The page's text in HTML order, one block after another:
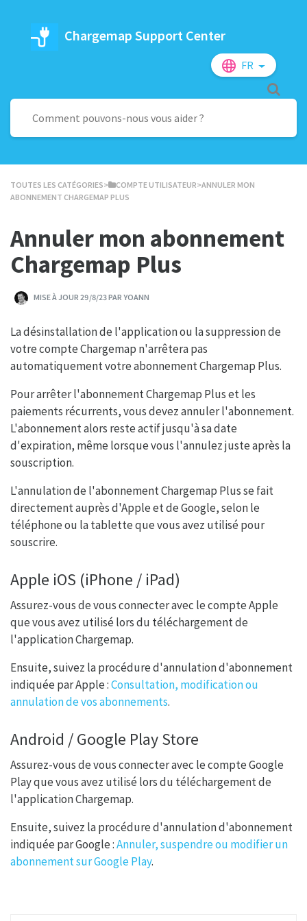
Chargemap Support Center
FR
TOUTES LES CATÉGORIES​>​ ​COMPTE UTILISATEUR​>​ ANNULER MON
ABONNEMENT CHARGEMAP PLUS
Annuler mon abonnement
Chargemap Plus
MISE À JOUR 29/8/23 PAR YOANN
La désinstallation de l'application ou la suppression de
votre compte Chargemap n'arrêtera pas
automatiquement votre abonnement Chargemap Plus.
Pour arrêter l'abonnement Chargemap Plus et les
paiements récurrents, vous devez annuler l'abonnement.
L'abonnement alors reste actif jusqu'à sa date
d'expiration, même lorsque vous l'annulez juste après la
souscription.
L'annulation de l'abonnement Chargemap Plus se fait
directement auprès d'Apple et de Google, selon le
téléphone ou la tablette que vous avez utilisé pour
souscrire.
Apple iOS (iPhone / iPad)
Assurez-vous de vous connecter avec le compte Apple
que vous avez utilisé lors du téléchargement de
l'application Chargemap.
Ensuite, suivez la procédure d'annulation d'abonnement
indiquée par Apple :Consultation, modification ou
annulation de vos abonnements.
Android / Google Play Store
Assurez-vous de vous connecter avec le compte Google
Play que vous avez utilisé lors du téléchargement de
l'application Chargemap.
Ensuite, suivez la procédure d'annulation d'abonnement
indiquée par Google :Annuler, suspendre ou modifier un
abonnement sur Google Play.